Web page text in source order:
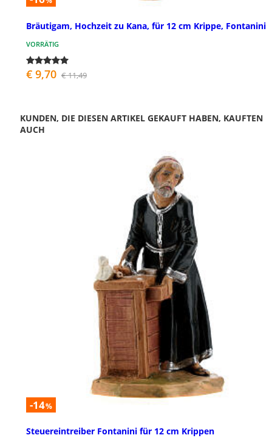
Bräutigam, Hochzeit zu Kana, für 12 cm Krippe, Fontanini
VORRÄTIG
€ 9,70 € 11,49
KUNDEN, DIE DIESEN ARTIKEL GEKAUFT HABEN, KAUFTEN
AUCH
-14%
Steuereintreiber Fontanini für 12 cm Krippen